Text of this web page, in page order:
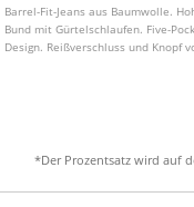
Barrel-Fit-Jeans aus Baumwolle.
Bund mit Gürtelschlaufen. Five-
Design. Reißverschluss und Knopf
*Der Prozentsatz wird auf